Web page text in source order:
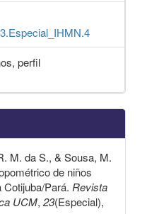
perfil
M. da S., & Sousa, M.
de niños
Pará. Revista
UCM, 23(Especial),